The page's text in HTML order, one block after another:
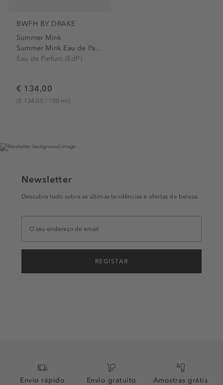
BWFH BY DRAKE
Summer Mink
Summer Mink Eau de Parfum...
Eau de Parfum (EdP)
€ 134,00
(€ 134,00 / 100 ml)
Newsletter
Descubra tudo sobre as últimas tendências e ofertas de beleza.
REGISTAR
Envio rápido
Envio gratuito
Amostras grátis